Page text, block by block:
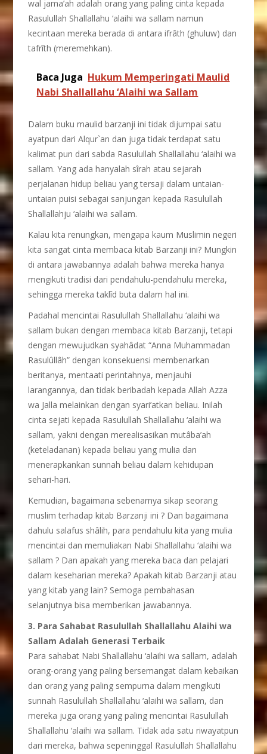
wal jama’ah adalah orang yang paling cinta kepada
Rasulullah Shallallahu ‘alaihi wa sallam namun
kecintaan mereka berada di antara ifrâth (ghuluw) dan
tafrîth (meremehkan).
Baca Juga Hukum Memperingati Maulid
Nabi Shallallahu ‘Alaihi wa Sallam
Dalam buku maulid barzanji ini tidak dijumpai satu
ayatpun dari Alqur`an dan juga tidak terdapat satu
kalimat pun dari sabda Rasulullah Shallallahu ‘alaihi wa
sallam. Yang ada hanyalah sîrah atau sejarah
perjalanan hidup beliau yang tersaji dalam untaian-
untaian puisi sebagai sanjungan kepada Rasulullah
Shallallahju ‘alaihi wa sallam.
Kalau kita renungkan, mengapa kaum Muslimin negeri
kita sangat cinta membaca kitab Barzanji ini? Mungkin
di antara jawabannya adalah bahwa mereka hanya
mengikuti tradisi dari pendahulu-pendahulu mereka,
sehingga mereka taklîd buta dalam hal ini.
Padahal mencintai Rasulullah Shallallahu ‘alaihi wa
sallam bukan dengan membaca kitab Barzanji, tetapi
dengan mewujudkan syahâdat “Anna Muhammadan
Rasulûllâh” dengan konsekuensi membenarkan
beritanya, mentaati perintahnya, menjauhi
larangannya, dan tidak beribadah kepada Allah Azza
wa Jalla melainkan dengan syari’atkan beliau. Inilah
cinta sejati kepada Rasulullah Shallallahu ‘alaihi wa
sallam, yakni dengan merealisasikan mutâba’ah
(keteladanan) kepada beliau yang mulia dan
menerapkankan sunnah beliau dalam kehidupan
sehari-hari.
Kemudian, bagaimana sebenarnya sikap seorang
muslim terhadap kitab Barzanji ini ? Dan bagaimana
dahulu salafus shâlih, para pendahulu kita yang mulia
mencintai dan memuliakan Nabi Shallallahu ‘alaihi wa
sallam ? Dan apakah yang mereka baca dan pelajari
dalam keseharian mereka? Apakah kitab Barzanji atau
yang kitab yang lain? Semoga pembahasan
selanjutnya bisa memberikan jawabannya.
3. Para Sahabat Rasulullah Shallallahu Alaihi wa
Sallam Adalah Generasi Terbaik
Para sahabat Nabi Shallallahu ‘alaihi wa sallam, adalah
orang-orang yang paling bersemangat dalam kebaikan
dan orang yang paling sempurna dalam mengikuti
sunnah Rasulullah Shallallahu ‘alaihi wa sallam, dan
mereka juga orang yang paling mencintai Rasulullah
Shallallahu ‘alaihi wa sallam. Tidak ada satu riwayatpun
dari mereka, bahwa sepeninggal Rasulullah Shallallahu